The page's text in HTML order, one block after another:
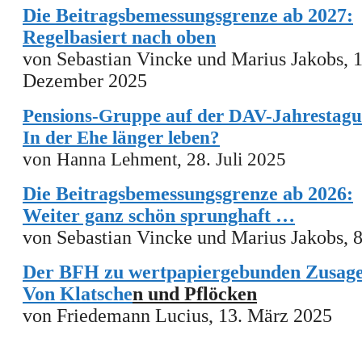
Die Beitragsbemessungsgrenze ab 2027:
Regelbasiert nach oben
von Sebastian Vincke und Marius Jakobs,
Dezember 2025
Pensions-Gruppe auf der DAV-
In der Ehe länger leben?
von Hanna Lehment, 28. Juli 2025
Die Beitragsbemessungsgrenze ab 2026:
Weiter ganz schön sprunghaft …
von Sebastian Vincke und Marius Jakobs,
Der BFH zu wertpapiergebunden
Von Klatschen und Pflöcken
von Friedemann Lucius, 13. März 2025